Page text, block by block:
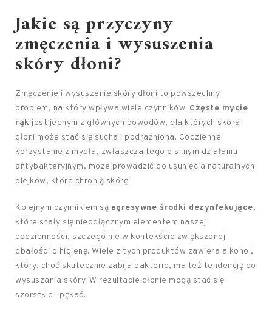
Jakie są przyczyny
zmęczenia i wysuszenia
skóry dłoni?
Zmęczenie i wysuszenie skóry dłoni to powszechny
problem, na który wpływa wiele czynników. Częste mycie
rąk jest jednym z głównych powodów, dla których skóra
dłoni może stać się sucha i podrażniona. Codzienne
korzystanie z mydła, zwłaszcza tego o silnym działaniu
antybakteryjnym, może prowadzić do usunięcia naturalnych
olejków, które chronią skórę.
Kolejnym czynnikiem są agresywne środki dezynfekujące,
które stały się nieodłącznym elementem naszej
codzienności, szczególnie w kontekście zwiększonej
dbałości o higienę. Wiele z tych produktów zawiera alkohol,
który, choć skutecznie zabija bakterie, ma też tendencję do
wysuszania skóry. W rezultacie dłonie mogą stać się
szorstkie i pękać.